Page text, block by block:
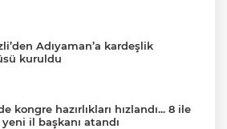
Adıyaman’a kardeşlik
kuruldu
kongre hazırlıkları hızlandı... 8 ile
il başkanı atandı